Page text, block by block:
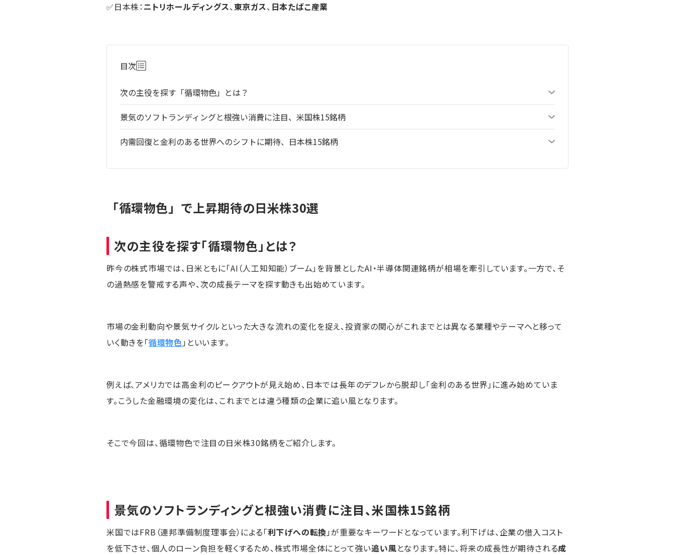
✅日本株：ニトリホールディングス、東京ガス、 日本たばこ産業
目次
次の主役を探す「循環物色」とは？
景気のソフトランディングと根強い消費に注目、米国株15銘柄
内需回復と金利のある世界へのシフトに期待、日本株15銘柄
「循環物色」で上昇期待の日米株30選
次の主役を探す「循環物色」とは？
昨今の株式市場では、日米ともに「AI（人工知知能）ブーム」を背景としたAI・半導体関連銘柄が相場を牽引しています。一方で、そ
の過熱感を警戒する声や、次の成長テーマを探す動きも出始めています。
市場の金利動向や景気サイクルといった大きな流れの変化を捉え、投資家の関心がこれまでとは異なる業種やテーマへと移って
いく動きを「循環物色 」といいます。
例えば、アメリカでは高金利のピークアウトが見え始め、日本では長年のデフレから脱却し「金利のある世界」に進み始めていま
す。こうした金融環境の変化は、これまでとは違う種類の企業に追い風となります。
そこで今回は、循環物色で注目の日米株30銘柄をご紹介します。
景気のソフトランディングと根強い消費に注目、米国株15銘柄
米国ではFRB（連邦準備制度理事会）による「利下げへの転換 」が重要なキーワードとなっています。利下げは、企業の借入コスト
を低下させ、個人のローン負担を軽くするため、株式市場全体にとって強い追い風となります。特に、将来の成長性が期待される成